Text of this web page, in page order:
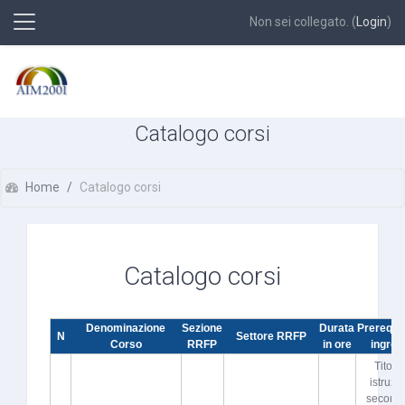
Pannello laterale Non sei collegato. ( Login)
Catalogo corsi
Home Catalogo corsi
Catalogo corsi
N
Denominazione
Corso
Sezione
RRFP
Settore RRFP
Durata
in ore
Titolo